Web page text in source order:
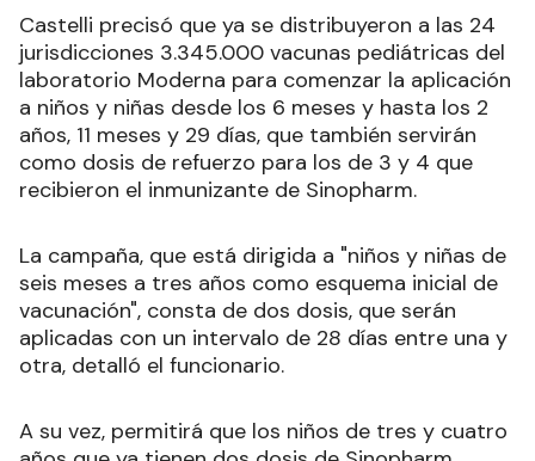
Castelli precisó que ya se distribuyeron a las 24
jurisdicciones 3.345.000 vacunas pediátricas del
laboratorio Moderna para comenzar la aplicación
a niños y niñas desde los 6 meses y hasta los 2
años, 11 meses y 29 días, que también servirán
como dosis de refuerzo para los de 3 y 4 que
recibieron el inmunizante de Sinopharm.
La campaña, que está dirigida a "niños y niñas de
seis meses a tres años como esquema inicial de
vacunación", consta de dos dosis, que serán
aplicadas con un intervalo de 28 días entre una y
otra, detalló el funcionario.
A su vez, permitirá que los niños de tres y cuatro